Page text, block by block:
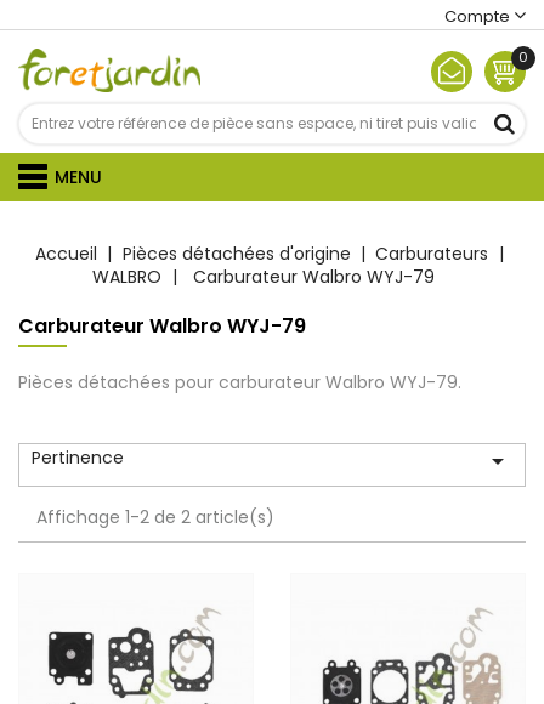
Compte
0
MENU
Accueil Pièces détachées d'origine
Carburateurs
WALBRO
Carburateur Walbro WYJ-79
Carburateur Walbro WYJ-79
Pièces détachées pour carburateur Walbro WYJ-79.
Pertinence 
Affichage 1-2 de 2 article(s)